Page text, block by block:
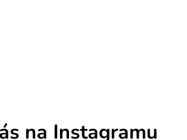
na Instagramu